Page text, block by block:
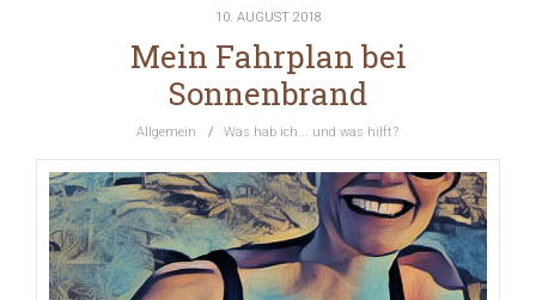
10. AUGUST 2018
Mein Fahrplan bei
Sonnenbrand
Allgemein / Was hab ich... und was hilft?